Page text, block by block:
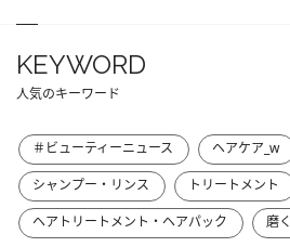
KEYWORD
人気のキーワード
＃ビューティーニュース ヘアケア_w
シャンプー・リンス
トリートメント
ヘアトリートメント・ヘアパック
磨く